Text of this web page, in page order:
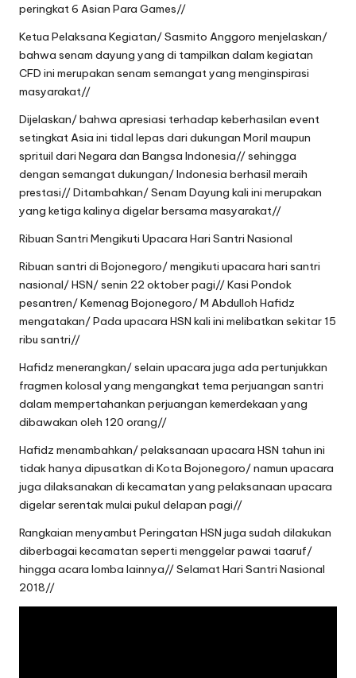
peringkat 6 Asian Para Games//
Ketua Pelaksana Kegiatan/ Sasmito Anggoro menjelaskan/
bahwa senam dayung yang di tampilkan dalam kegiatan
CFD ini merupakan senam semangat yang menginspirasi
masyarakat//
Dijelaskan/ bahwa apresiasi terhadap keberhasilan event
setingkat Asia ini tidal lepas dari dukungan Moril maupun
sprituil dari Negara dan Bangsa Indonesia// sehingga
dengan semangat dukungan/ Indonesia berhasil meraih
prestasi// Ditambahkan/ Senam Dayung kali ini merupakan
yang ketiga kalinya digelar bersama masyarakat//
Ribuan Santri Mengikuti Upacara Hari Santri Nasional
Ribuan santri di Bojonegoro/ mengikuti upacara hari santri
nasional/ HSN/ senin 22 oktober pagi// Kasi Pondok
pesantren/ Kemenag Bojonegoro/ M Abdulloh Hafidz
mengatakan/ Pada upacara HSN kali ini melibatkan sekitar 15
ribu santri//
Hafidz menerangkan/ selain upacara juga ada pertunjukkan
fragmen kolosal yang mengangkat tema perjuangan santri
dalam mempertahankan perjuangan kemerdekaan yang
dibawakan oleh 120 orang//
Hafidz menambahkan/ pelaksanaan upacara HSN tahun ini
tidak hanya dipusatkan di Kota Bojonegoro/ namun upacara
juga dilaksanakan di kecamatan yang pelaksanaan upacara
digelar serentak mulai pukul delapan pagi//
Rangkaian menyambut Peringatan HSN juga sudah dilakukan
diberbagai kecamatan seperti menggelar pawai taaruf/
hingga acara lomba lainnya// Selamat Hari Santri Nasional
2018//